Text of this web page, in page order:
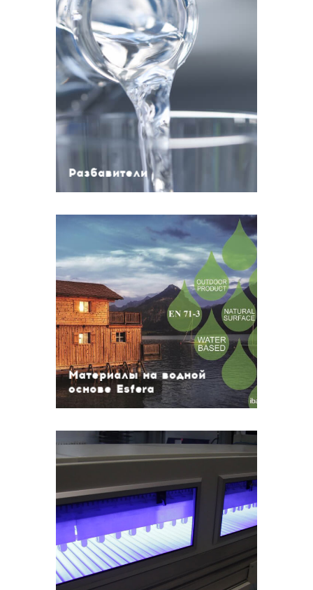
Разбавители
Разбавители
Разбавитель нитро
Разбавители другие
Разбавители для акриловых
Разбавители для ПУ
Материалы на водной
основе Esfera
Материалы на водной
основе Esfera
Водные материалы для наружных
работ
Водные материалы для
внутренних работ
UV - материалы
UV Эмали
UV Прозрачные лаки
UV Прозрачные грунты
UV Пигментированные грунты